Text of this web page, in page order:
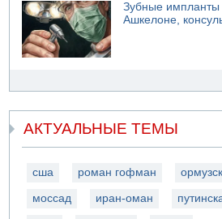
Зубные импланты
Ашкелоне,
АКТУАЛЬНЫЕ ТЕМЫ
сша роман гофман
моссад иран-оман